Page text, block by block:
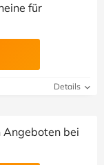
für
Details
Angeboten bei